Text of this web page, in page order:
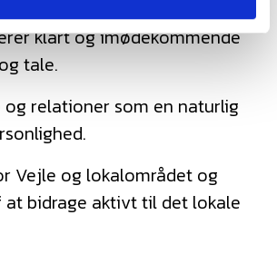
klart og imødekommende
tale.
og relationer som en naturlig
Vejle og lokalområdet og
bidrage aktivt til det lokale